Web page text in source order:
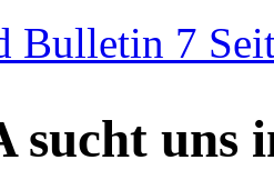
Bulletin 7
sucht uns